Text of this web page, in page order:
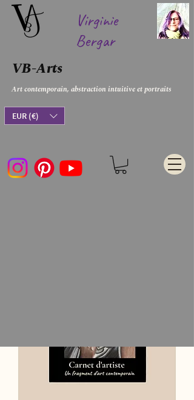
Virginie
Bergar
VB-Arts
Art contemporain, abstraction intuitive et portraits
EUR (€)